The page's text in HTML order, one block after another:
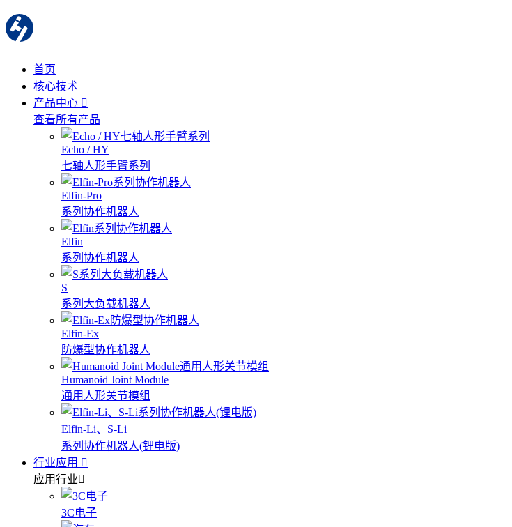
首页
核心技术
产品中心
查看所有产品
Echo / HY
七轴人形手臂系列
Elfin-Pro
系列协作机器人
Elfin
系列协作机器人
S
系列大负载机器人
Elfin-Ex
防爆型协作机器人
Humanoid Joint Module
通用人形关节模组
Elfin-Li、S-Li
系列协作机器人(锂电版)
行业应用
应用行业
3C电子